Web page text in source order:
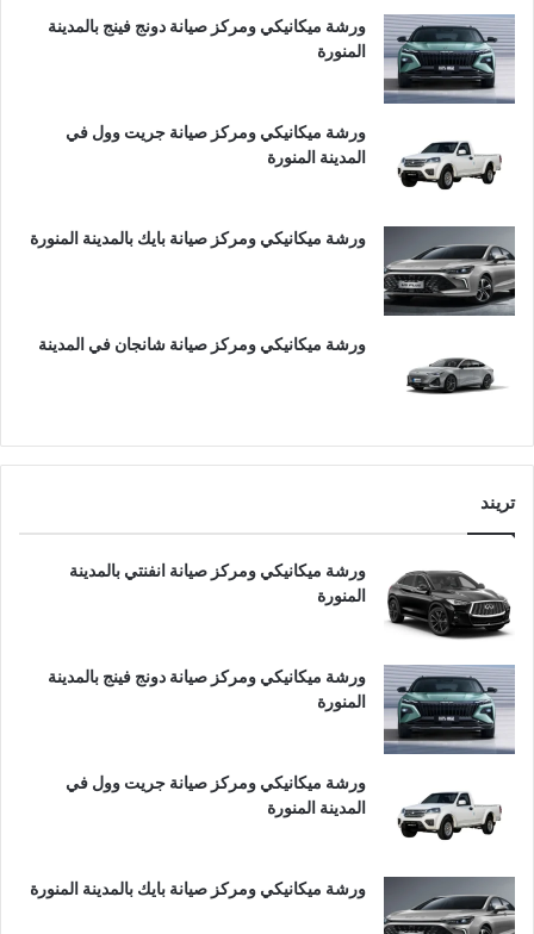
ورشة ميكانيكي ومركز صيانة دونج فينج بالمدينة
المنورة
ورشة ميكانيكي ومركز صيانة جريت وول في
المدينة المنورة
ورشة ميكانيكي ومركز صيانة بايك بالمدينة المنورة
ورشة ميكانيكي ومركز صيانة شانجان في المدينة
تريند
ورشة ميكانيكي ومركز صيانة انفنتي بالمدينة
المنورة
ورشة ميكانيكي ومركز صيانة دونج فينج بالمدينة
المنورة
ورشة ميكانيكي ومركز صيانة جريت وول في
المدينة المنورة
ورشة ميكانيكي ومركز صيانة بايك بالمدينة المنورة